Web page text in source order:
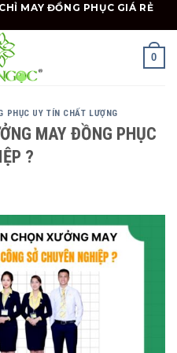
MAY ĐỒNG PHỤC GIÁ RẺ
0
PHỤC UY TÍN CHẤT LƯỢNG
MAY ĐỒNG PHỤC
?